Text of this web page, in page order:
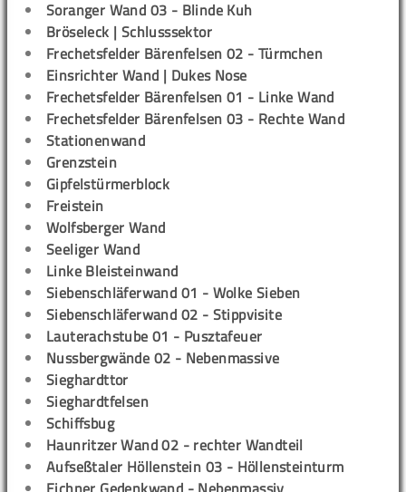
Soranger Wand 03 - Blinde Kuh
Bröseleck | Schlusssektor
Frechetsfelder Bärenfelsen 02 - Türmchen
Einsrichter Wand | Dukes Nose
Frechetsfelder Bärenfelsen 01 - Linke Wand
Frechetsfelder Bärenfelsen 03 - Rechte Wand
Stationenwand
Grenzstein
Gipfelstürmerblock
Freistein
Wolfsberger Wand
Seeliger Wand
Linke Bleisteinwand
Siebenschläferwand 01 - Wolke Sieben
Siebenschläferwand 02 - Stippvisite
Lauterachstube 01 - Pusztafeuer
Nussbergwände 02 - Nebenmassive
Sieghardttor
Sieghardtfelsen
Schiffsbug
Haunritzer Wand 02 - rechter Wandteil
Aufseßtaler Höllenstein 03 - Höllensteinturm